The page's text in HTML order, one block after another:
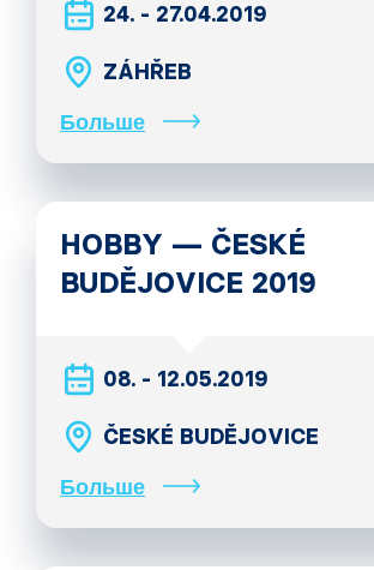
24. - 27.04.2019
ZÁHŘEB
Больше
HOBBY — ČESKÉ
BUDĚJOVICE 2019
08. - 12.05.2019
ČESKÉ BUDĚJOVICE
Больше